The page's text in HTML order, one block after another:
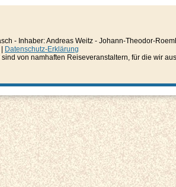
- Inhaber: Andreas Weitz - Johann-Theodor-
Datenschutz-Erklärung
von namhaften Reiseveranstaltern, für die wir